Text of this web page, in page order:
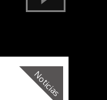
Noticias